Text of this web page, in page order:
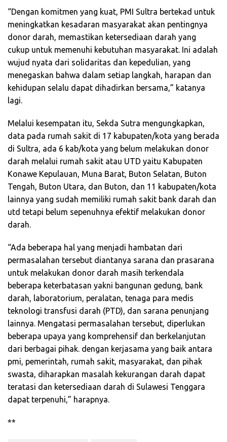
“Dengan komitmen yang kuat, PMI Sultra bertekad untuk
meningkatkan kesadaran masyarakat akan pentingnya
donor darah, memastikan ketersediaan darah yang
cukup untuk memenuhi kebutuhan masyarakat. Ini adalah
wujud nyata dari solidaritas dan kepedulian, yang
menegaskan bahwa dalam setiap langkah, harapan dan
kehidupan selalu dapat dihadirkan bersama,” katanya
lagi.
Melalui kesempatan itu, Sekda Sutra mengungkapkan,
data pada rumah sakit di 17 kabupaten/kota yang berada
di Sultra, ada 6 kab/kota yang belum melakukan donor
darah melalui rumah sakit atau UTD yaitu Kabupaten
Konawe Kepulauan, Muna Barat, Buton Selatan, Buton
Tengah, Buton Utara, dan Buton, dan 11 kabupaten/kota
lainnya yang sudah memiliki rumah sakit bank darah dan
utd tetapi belum sepenuhnya efektif melakukan donor
darah.
“Ada beberapa hal yang menjadi hambatan dari
permasalahan tersebut diantanya sarana dan prasarana
untuk melakukan donor darah masih terkendala
beberapa keterbatasan yakni bangunan gedung, bank
darah, laboratorium, peralatan, tenaga para medis
teknologi transfusi darah (PTD), dan sarana penunjang
lainnya. Mengatasi permasalahan tersebut, diperlukan
beberapa upaya yang komprehensif dan berkelanjutan
dari berbagai pihak. dengan kerjasama yang baik antara
pmi, pemerintah, rumah sakit, masyarakat, dan pihak
swasta, diharapkan masalah kekurangan darah dapat
teratasi dan ketersediaan darah di Sulawesi Tenggara
dapat terpenuhi,” harapnya.
**